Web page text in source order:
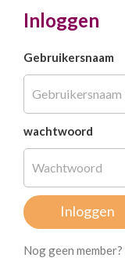
Inloggen
Gebruikersnaam
wachtwoord
Nog geen member?